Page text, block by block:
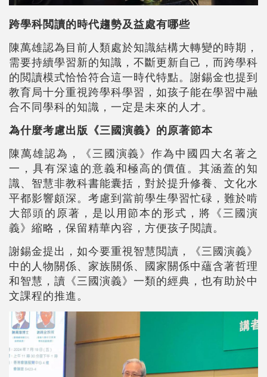
跨學科閲讀的時代趨勢及益處有哪些
陳萬雄認為目前人類處於知識結構大轉變的時期，
需要持續學習新的知識，不斷更新自己，而跨學科
的閲讀模式恰恰符合這一時代特點。謝錫金也提到
教育局十分重視跨學科學習，如孩子能在學習中融
合不同學科的知識，一定是未來的人才。
為什麼考慮出版《三國演義》的原著節本
陳萬雄認為，《三國演義》作為中國四大名著之
一，具有深遠的意義和極高的價值。其涵蓋的知
識、智慧非教科書能囊括，對於提升修養、文化水
平都影響頗深。考慮到當前學生學習忙碌，難於啃
大部頭的原著，是以用節本的形式，將《三國演
義》縮略，保留精華內容，方便孩子閲讀。
謝錫金提出，如今要重視智慧閲讀，《三國演義》
中的人物關係、家族關係、國家關係中蘊含著哲理
和智慧，讀《三國演義》一類的經典，也有助於中
文課程的推進。